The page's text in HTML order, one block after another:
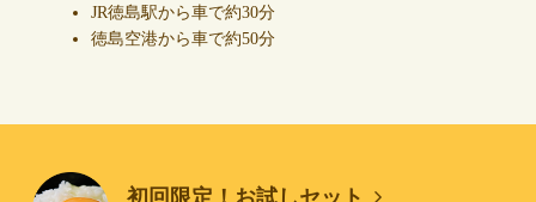
JR徳島駅から車で約30分
徳島空港から車で約50分